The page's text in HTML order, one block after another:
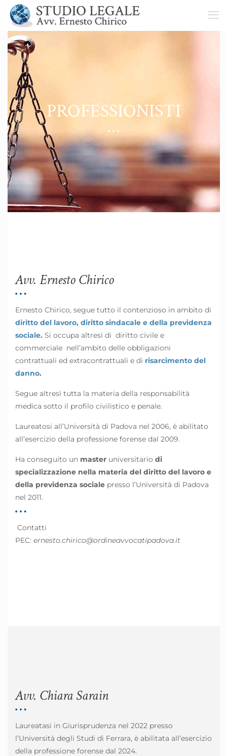
PROFESSIONISTI
Avv. Ernesto Chirico
Ernesto Chirico, segue tutto il contenzioso in ambito di
diritto del lavoro, diritto sindacale e della previdenza
sociale. Si occupa altresì di diritto civile e
commerciale nell’ambito delle obbligazioni
contrattuali ed extracontrattuali e di risarcimento del
danno.
Segue altresì tutta la materia della responsabilità
medica sotto il profilo civilistico e penale.
Laureatosi all’Università di Padova nel 2006, è abilitato
all’esercizio della professione forense dal 2009.
Ha conseguito un masteruniversitario di
specializzazione nella materia del diritto del lavoro e
della previdenza socialepresso l’Università di Padova
nel 2011.
Contatti
PEC: ernesto.chirico@ordineavvocatipadova.it
Avv. Chiara Sarain
Laureatasi in Giurisprudenza nel 2022 presso
l’Università degli Studi di Ferrara, è abilitata all’esercizio
della professione forense dal 2024.